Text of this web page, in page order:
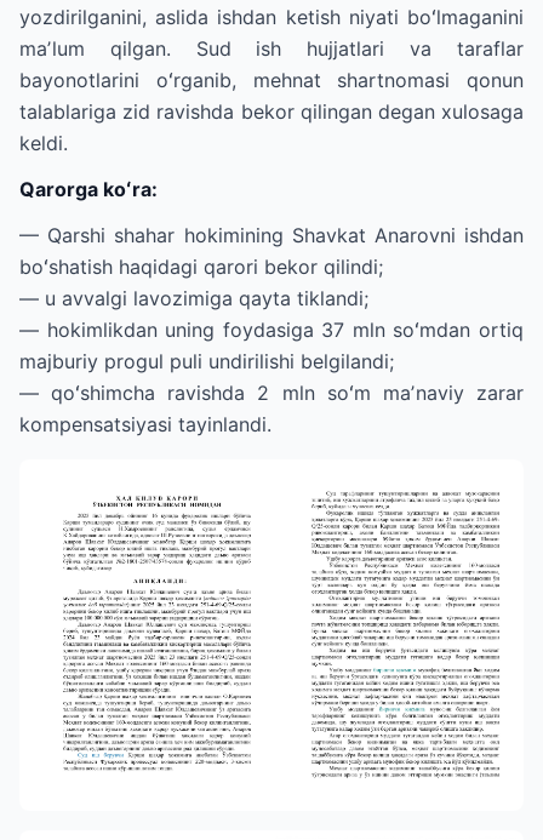
yozdirilganini, aslida ishdan ketish niyati boʻlmaganini
maʼlum qilgan. Sud ish hujjatlari va taraflar
bayonotlarini oʻrganib, mehnat shartnomasi qonun
talablariga zid ravishda bekor qilingan degan xulosaga
keldi.
Qarorga koʻra:
— Qarshi shahar hokimining Shavkat Anarovni ishdan
boʻshatish haqidagi qarori bekor qilindi;
— u avvalgi lavozimiga qayta tiklandi;
— hokimlikdan uning foydasiga 37 mln soʻmdan ortiq
majburiy progul puli undirilishi belgilandi;
— qoʻshimcha ravishda 2 mln soʻm maʼnaviy zarar
kompensatsiyasi tayinlandi.